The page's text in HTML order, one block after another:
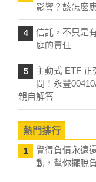
影響？該怎麼
4
信託，不只是
庭的責任
5
主動式 ETF 正
問！永豐
親自解答
熱門排行
1
覺得負債永遠
動，幫你擺脫